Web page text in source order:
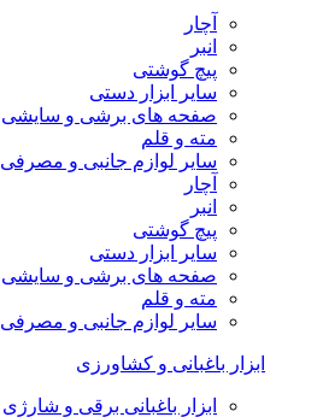
آچار
انبر
پیچ گوشتی
سایر ابزار دستی
صفحه های برشی و سایشی
مته و قلم
سایر لوازم جانبی و مصرفی
آچار
انبر
پیچ گوشتی
سایر ابزار دستی
صفحه های برشی و سایشی
مته و قلم
سایر لوازم جانبی و مصرفی
ابزار باغبانی و کشاورزی
ابزار باغبانی برقی و شارژی